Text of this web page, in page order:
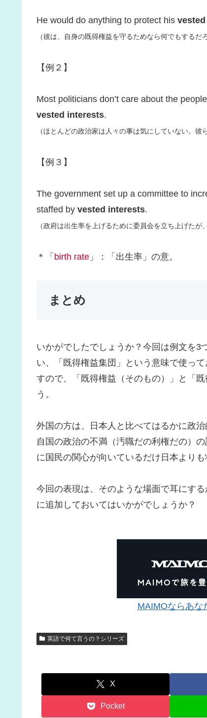
He would do anything to protect his
（彼は、自身の既得権益を守るためなら何でもするだ
【例２】
Most politicians don’t care about the
vested interests.
（ほとんどの政治家は人々の事は気にしていない。
【例３】
The government set up a committee to
staffed by vested interests.
（政府は出生率を上げるために委員会を立ち上げた
＊「 birth rate 」：「出生率」の意。
まとめ
いかがでしたでしょうか？今回は例文を3
い、「既得権益集団」という意味で使っ
すので、「既得権益（そのもの）」と「
う。
外国の方は、日本人と比べてはるかに政
自国の政治の不満（汚職だの利権だの）
に国民の関心が向いているだけ日本より
今回の表現は、そのような場面で耳にす
に追加しておいてはいかがでしょうか？
MAIMOならあな
英語で何て言うの？シリーズ
X
Pocket